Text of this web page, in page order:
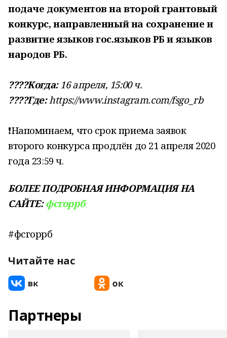
подаче документов на второй грантовый
конкурс, направленный на сохранение и
развитие языков гос.языков РБ и языков
народов РБ.
????Когда:16 апреля, 15:00 ч.
????Где:https://www.instagram.com/fsgo_rb
❗Напоминаем, что срок приема заявок
второго конкурса продлён до 21 апреля 2020
года 23:59 ч.
БОЛЕЕ ПОДРОБНАЯ ИНФОРМАЦИЯ НА
САЙТЕ:фсгоррб
#фсгоррб
Читайте нас
Партнеры